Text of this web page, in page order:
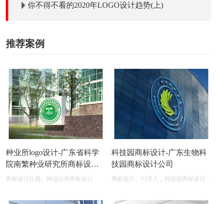
你不得不看的2020年LOGO设计趋势(上)
推荐案例
种业所logo设计-广东省科学
院南繁种业研究所商标设计
公司
商标设计注册、种业公司商标设计
科技园商标设计-广东生物科
技园商标设计公司
商标设计、VI导入，科技园商标设计在